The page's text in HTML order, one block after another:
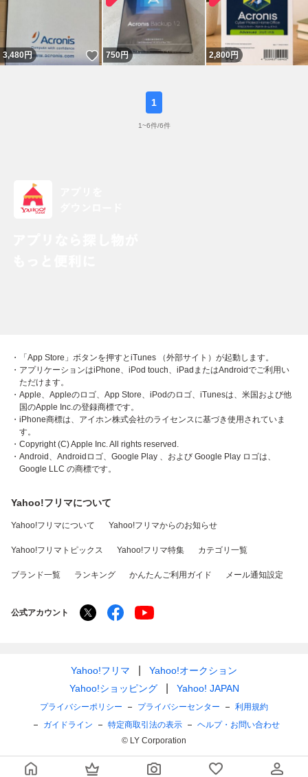
3,480円 いいね！
750円 2,800円
1
1~6件/6件
・「App Store」ボタンを押すとiTunes （外部サイト）が起動します。
・アプリケーションはiPhone、iPod touch、iPadまたはAndroidでご利用い
ただけます。
・Apple、Appleのロゴ、App Store、iPodのロゴ、iTunesは、米国および他
国のApple Inc.の登録商標です。
・iPhone商標は、アイホン株式会社のライセンスに基づき使用されていま
す。
・Copyright (C) Apple Inc. All rights reserved.
・Android、Androidロゴ、Google Play 、および Google Play ロゴは、
Google LLC の商標です。
Yahoo!フリマについて
Yahoo!フリマについて Yahoo!フリマからのお知らせ
Yahoo!フリマトピックス Yahoo!フリマ特集 カテゴリ一覧
ブランド一覧 ランキング かんたんご利用ガイド メール通知設定
公式アカウント
Yahoo!フリマ
Yahoo!オークション
Yahoo!ショッピング
Yahoo! JAPAN
プライバシーポリシー プライバシーセンター
利用規約
ガイドライン
特定商取引法の表示
ヘルプ・お問い合わせ
© LY Corporation